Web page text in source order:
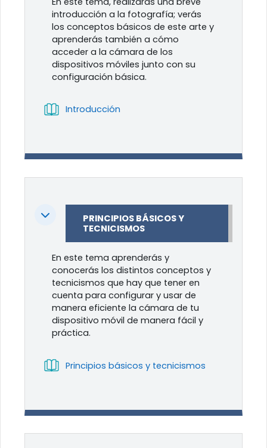
introducción a la fotografía; verás
los conceptos básicos de este arte y
aprenderás también a cómo
acceder a la cámara de los
dispositivos móviles junto con su
configuración básica.
Introducción
Colapsar
PRINCIPIOS BÁSICOS Y
TECNICISMOS
En este tema aprenderás y
conocerás los distintos conceptos y
tecnicismos que hay que tener en
cuenta para configurar y usar de
manera eficiente la cámara de tu
dispositivo móvil de manera fácil y
práctica.
Principios básicos y tecnicismos